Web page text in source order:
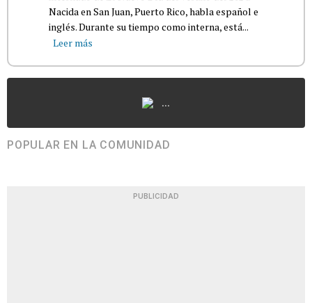
Nacida en San Juan, Puerto Rico, habla español e
inglés. Durante su tiempo como interna, está...
Leer más
...
POPULAR EN LA COMUNIDAD
PUBLICIDAD